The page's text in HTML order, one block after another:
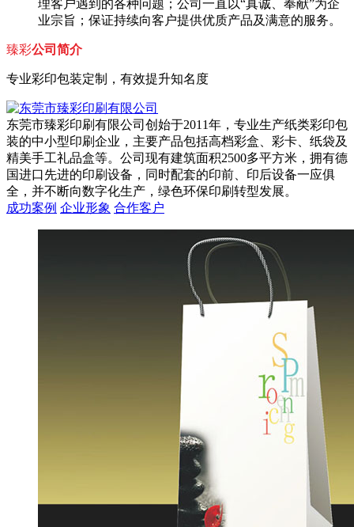
理客户遇到的各种问题；公司一直以“真诚、奉献”为企
业宗旨；保证持续向客户提供优质产品及满意的服务。
臻彩公司简介
专业彩印包装定制，有效提升知名度
东莞市臻彩印刷有限公司创始于2011年，专业生产纸类彩印包
装的中小型印刷企业，主要产品包括高档彩盒、彩卡、纸袋及
精美手工礼品盒等。公司现有建筑面积2500多平方米，拥有德
国进口先进的印刷设备，同时配套的印前、印后设备一应俱
全，并不断向数字化生产，绿色环保印刷转型发展。
成功案例 企业形象 合作客户